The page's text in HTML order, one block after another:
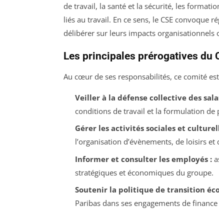
de travail, la santé et la sécurité, les
liés au travail. En ce sens, le CSE
délibérer sur leurs impacts organisationnels
Les principales prérogatives du
Au cœur de ses responsabilités, ce comité
Veiller à la défense collective des
conditions de travail et la formulation de
Gérer les activités sociales et
l’organisation d’évènements, de loisirs
Informer et consulter les employés :
stratégiques et économiques du groupe.
Soutenir la politique de transition
Paribas dans ses engagements de